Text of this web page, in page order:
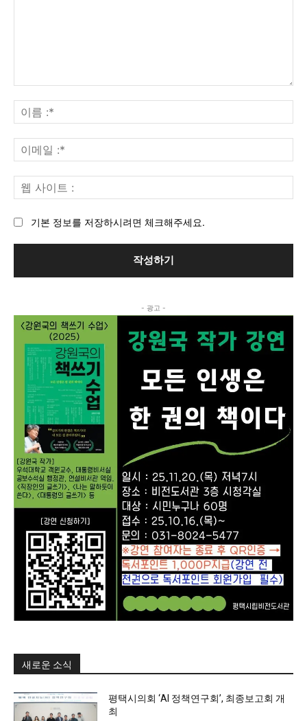
멘
트
름
:*
메
일
사
기본 정보를 저장하시려면 체크해주세요.
- 광고 -
새로운 소식
평택시의회 ‘AI 정책연구회’, 최종보고회 개
최